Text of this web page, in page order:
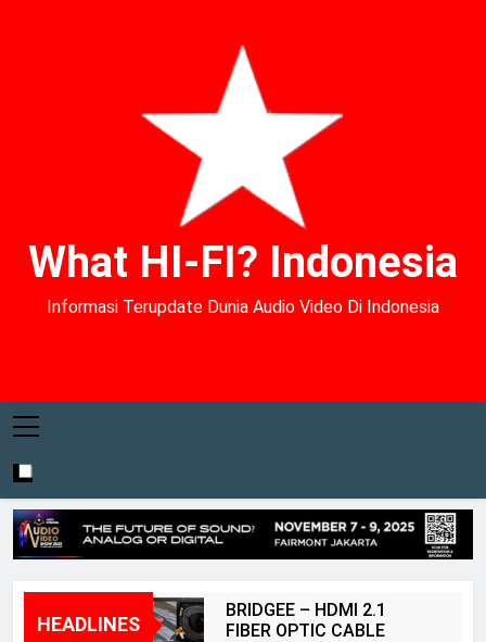
What HI-FI? Indonesia
Informasi Terupdate Dunia Audio Video Di Indonesia
HEADLINES
BRIDGEE – HDMI 2.1
FIBER OPTIC CABLE